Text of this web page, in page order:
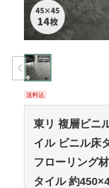
送料込
東リ 複層ビニ
イル ビニル床
フローリング
タイル 約